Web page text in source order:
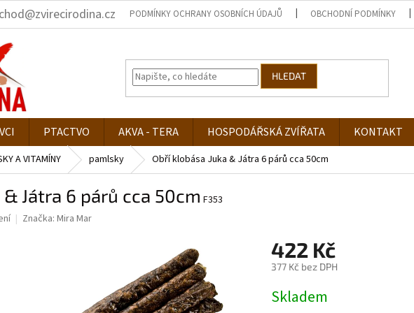
PODMÍNKY OCHRANY OSOBNÍCH ÚDAJŮ OBCHODNÍ PODMÍNKY
HLEDAT
PTACTVO AKVA - TERA HOSPODÁŘSKÁ ZVÍŘATA KONTAKT
A VITAMÍNY pamlsky Obří klobása Juka & Játra 6 párů cca 50cm
Játra 6 párů cca 50cm F353
Značka: Mira Mar
422 Kč
377 Kč bez DPH
cena:
Skladem